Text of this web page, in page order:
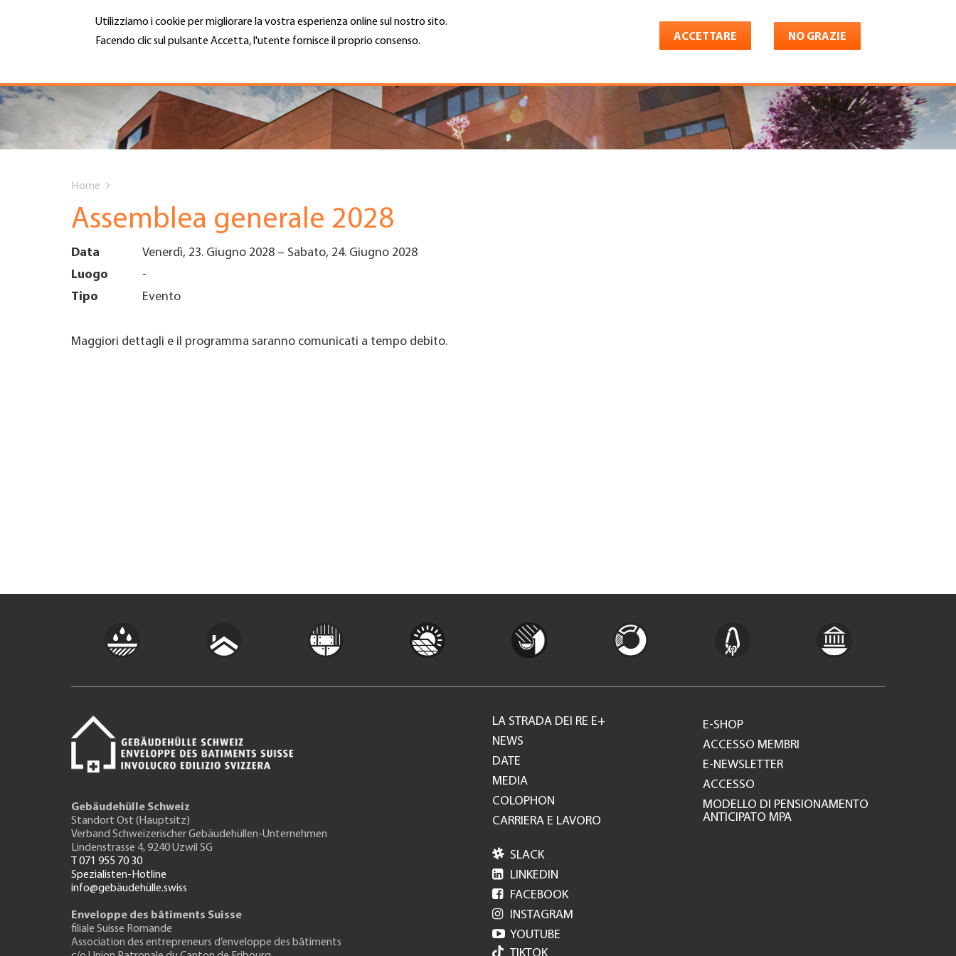
Utilizziamo i cookie per migliorare la vostra esperienza online sul nostro sito.
Facendo clic sul pulsante Accetta, l'utente fornisce il proprio consenso.
ACCETTARE NO GRAZIE
Hauptnavigation
CHI SIAMO
SERVIZI
DATE EVENTI
CARRIERA E LAVORO
TROVARE AZIENDA
MENU Cerca
Top
Menu
are
here
Home
Assemblea generale 2028
Data Venerdì, 23. Giugno 2028 – Sabato, 24. Giugno 2028
Luogo
-
Tipo
Evento
Maggiori dettagli e il programma saranno comunicati a tempo debito.
Gebäudehülle Schweiz
Standort Ost (Hauptsitz)
Verband Schweizerischer Gebäudehüllen-Unternehmen
Lindenstrasse 4, 9240 Uzwil SG
T 071 955 70 30
Spezialisten-Hotline
info@gebäudehülle.swiss
Enveloppe des bâtiments Suisse
filiale Suisse Romande
Association des entrepreneurs d’enveloppe des bâtiments
Footer
GH
LA STRADA DEI RE E+
NEWS
DATE
MEDIA
COLOPHON
CARRIERA E LAVORO
E-SHOP
ACCESSO MEMBRI
E-NEWSLETTER
ACCESSO
MODELLO DI PENSIONAMENTO
ANTICIPATO MPA
 SLACK
 LINKEDIN
 FACEBOOK
 INSTAGRAM
 YOUTUBE
TIKTOK